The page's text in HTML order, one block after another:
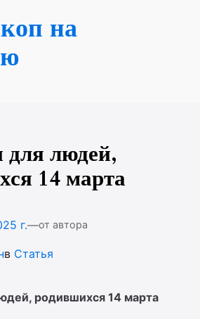
на
для людей,
14 марта
г.—от автора
в Статья
родившихся 14 марта